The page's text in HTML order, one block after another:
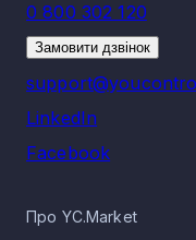
0 800 302 120
Замовити дзвінок
LinkedIn
Facebook
Про YC.Market